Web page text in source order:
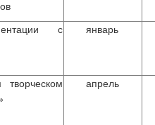
с
январь
апрель